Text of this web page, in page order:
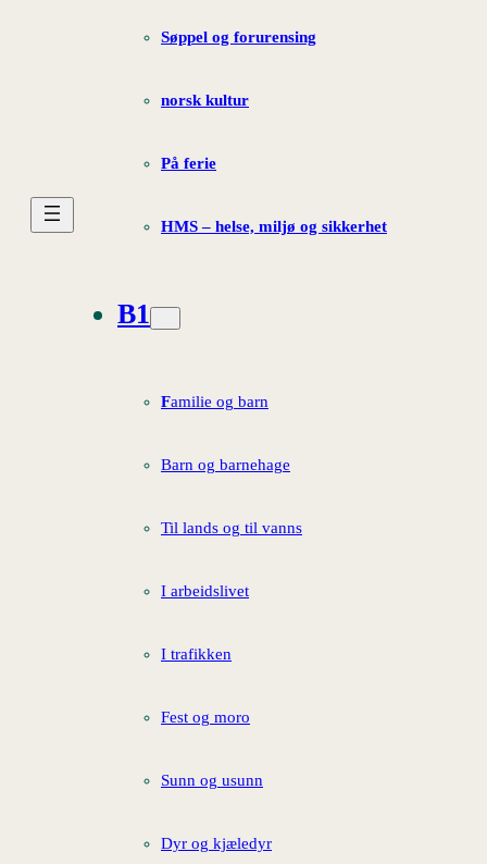
Søppel og forurensing
norsk kultur
På ferie
HMS – helse, miljø og sikkerhet
B1
Familie og barn
Barn og barnehage
Til lands og til vanns
I arbeidslivet
I trafikken
Fest og moro
Sunn og usunn
Dyr og kjæledyr